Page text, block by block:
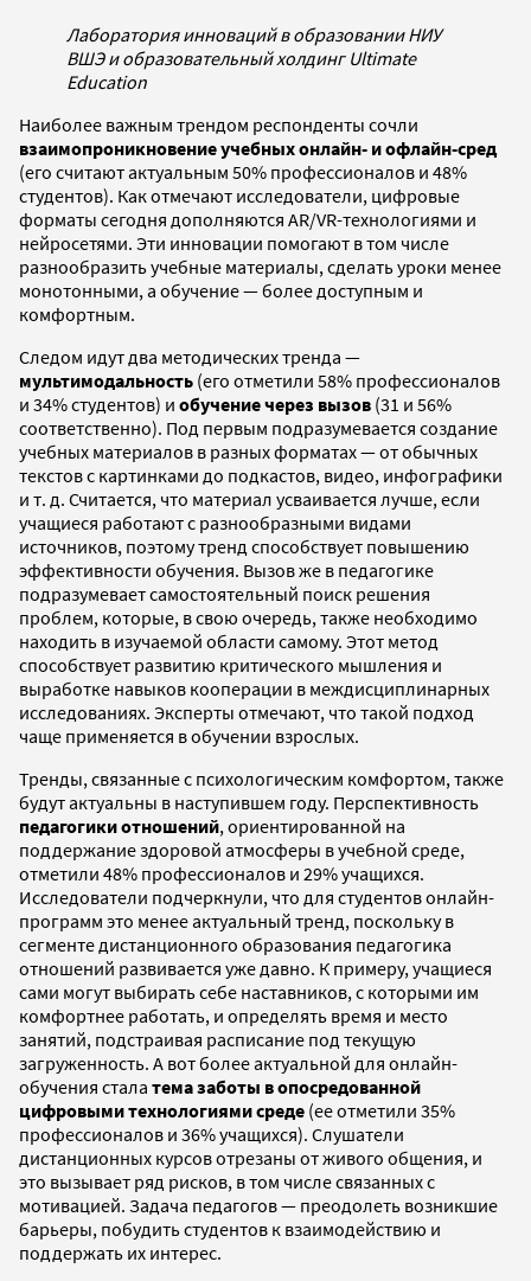
Лаборатория инноваций в образовании НИУ
ВШЭ и образовательный холдинг Ultimate
Education
Наиболее важным трендом респонденты сочли
взаимопроникновение учебных онлайн- и офлайн-сред
(его считают актуальным 50% профессионалов и 48%
студентов). Как отмечают исследователи, цифровые
форматы сегодня дополняются AR/VR-технологиями и
нейросетями. Эти инновации помогают в том числе
разнообразить учебные материалы, сделать уроки менее
монотонными, а обучение — более доступным и
комфортным.
Следом идут два методических тренда —
мультимодальность (его отметили 58% профессионалов
и 34% студентов) и обучение через вызов (31 и 56%
соответственно). Под первым подразумевается создание
учебных материалов в разных форматах — от обычных
текстов с картинками до подкастов, видео, инфографики
и т. д. Считается, что материал усваивается лучше, если
учащиеся работают с разнообразными видами
источников, поэтому тренд способствует повышению
эффективности обучения. Вызов же в педагогике
подразумевает самостоятельный поиск решения
проблем, которые, в свою очередь, также необходимо
находить в изучаемой области самому. Этот метод
способствует развитию критического мышления и
выработке навыков кооперации в междисциплинарных
исследованиях. Эксперты отмечают, что такой подход
чаще применяется в обучении взрослых.
Тренды, связанные с психологическим комфортом, также
будут актуальны в наступившем году. Перспективность
педагогики отношений, ориентированной на
поддержание здоровой атмосферы в учебной среде,
отметили 48% профессионалов и 29% учащихся.
Исследователи подчеркнули, что для студентов онлайн-
программ это менее актуальный тренд, поскольку в
сегменте дистанционного образования педагогика
отношений развивается уже давно. К примеру, учащиеся
сами могут выбирать себе наставников, с которыми им
комфортнее работать, и определять время и место
занятий, подстраивая расписание под текущую
загруженность. А вот более актуальной для онлайн-
обучения стала тема заботы в опосредованной
цифровыми технологиями среде (ее отметили 35%
профессионалов и 36% учащихся). Слушатели
дистанционных курсов отрезаны от живого общения, и
это вызывает ряд рисков, в том числе связанных с
мотивацией. Задача педагогов — преодолеть возникшие
барьеры, побудить студентов к взаимодействию и
поддержать их интерес.